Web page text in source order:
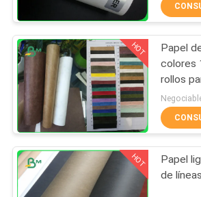
POLÍTICA
DE
PRIVACIDAD
Papel
PE
HOT
Papel
colores
rollos
de
HOT
Papel
de